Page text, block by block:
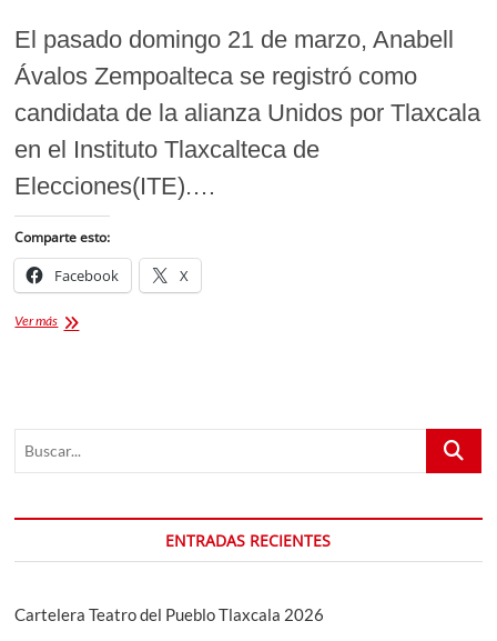
El pasado domingo 21 de marzo, Anabell
Ávalos Zempoalteca se registró como
candidata de la alianza Unidos por Tlaxcala
en el Instituto Tlaxcalteca de
Elecciones(ITE).…
Comparte esto:
Facebook X
Ver másAnabell
gobernadora
Buscar...
ENTRADAS RECIENTES
Cartelera Teatro del Pueblo Tlaxcala 2026